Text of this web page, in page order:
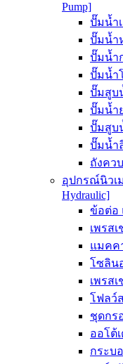
Pump]
ปั๊มน้ำเ
ปั๊มน้ำ
ปั๊มน้ำ
ปั๊มน้ำโ
ปั๊มสูบ
ปั๊มน้ำ
ปั๊มสูบ
ปั๊มน้ำ
ถังคว
อุปกรณ์นิวเ
Hydraulic]
ข้อต่อ
เพรสเ
แมคค
โซลิน
เพรสเ
โฟลว์
ชุดกร
ออโต้
กระบ